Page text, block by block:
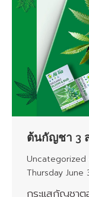
ต้นกัญชา 3
Uncategorized
Thursday
กระแสกัญชา